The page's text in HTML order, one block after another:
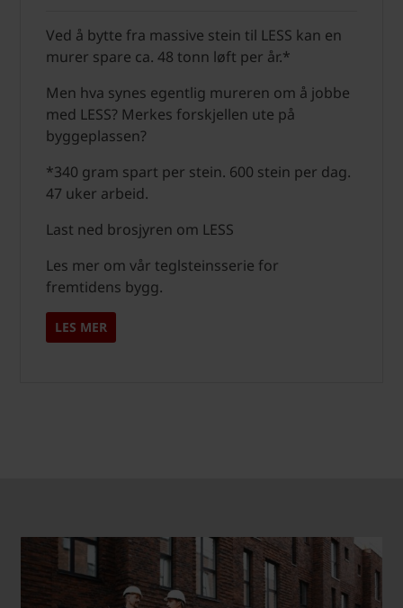
Ved å bytte fra massive stein til LESS kan en
murer spare ca. 48 tonn løft per år.*
Men hva synes egentlig mureren om å jobbe
med LESS? Merkes forskjellen ute på
byggeplassen?
*340 gram spart per stein. 600 stein per dag.
47 uker arbeid.
Last ned brosjyren om LESS
Les mer om vår teglsteinsserie for
fremtidens bygg.
LES MER